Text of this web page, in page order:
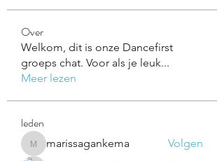
Over
Welkom, dit is onze Dancefirst
groeps chat. Voor als je leuk...
Meer lezen
leden
marissagankema
marissagankema
Volgen